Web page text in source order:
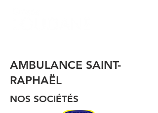
AMBULANCE SAINT-
RAPHAËL
NOS SOCIÉTÉS